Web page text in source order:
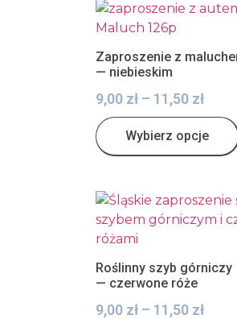
Zaproszenie z
— niebieskim
9,00 zł – 11,50 zł
Wybierz opcje
Roślinny szyb górniczy
— czerwone róże
9,00 zł – 11,50 zł